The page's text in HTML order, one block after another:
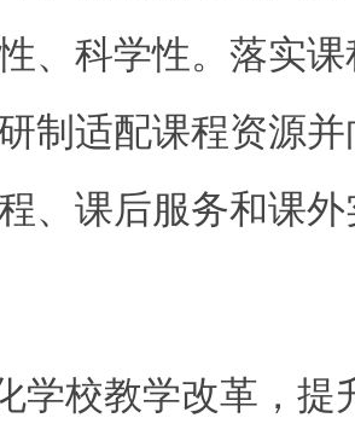
、科学性。落实
制适配课程资源
、课后服务和课
学校教学改革，提